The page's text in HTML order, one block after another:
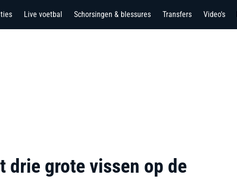
Live voetbal Schorsingen & blessures Transfers Video's
drie grote vissen op de